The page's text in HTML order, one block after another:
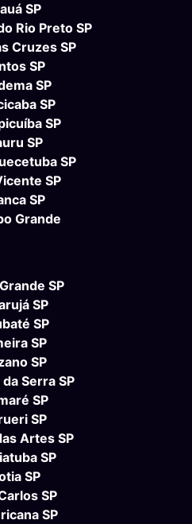
SP
Rio Preto SP
Cruzes SP
SP
SP
SP
SP
SP
SP
SP
SP
Grande
SP
SP
SP
SP
SP
Serra SP
SP
SP
Artes SP
SP
SP
SP
SP